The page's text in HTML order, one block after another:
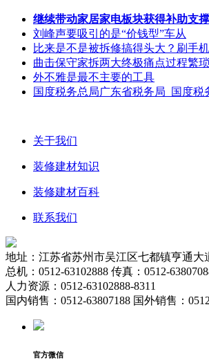
继续带动家居家电板块获得补助支
刘峰声要吸引的是“价钱型”车从
比来是不是被拆修搞得头大？刷手
曲击保守家拆两大终极痛点过程繁
外不雅是最不主要的工具
国度税务总局广东省税务局 国度税
关于我们
装修建材知识
装修建材百科
联系我们
地址：江苏省苏州市吴江区七都镇亨通大
总机：0512-63102888 传真：0512-
人力资源：0512-63102888-8311
国内销售：0512-63807188 国外销售：
官方微信